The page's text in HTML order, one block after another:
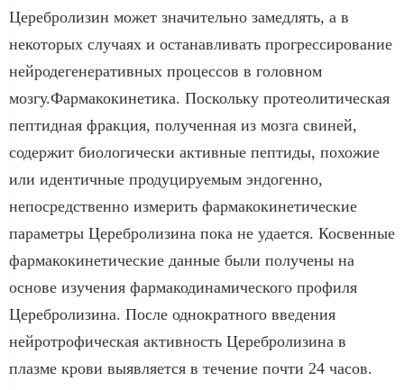
Церебролизин может значительно замедлять, а в
некоторых случаях и останавливать прогрессирование
нейродегенеративных процессов в головном
мозгу.Фармакокинетика. Поскольку протеолитическая
пептидная фракция, полученная из мозга свиней,
содержит биологически активные пептиды, похожие
или идентичные продуцируемым эндогенно,
непосредственно измерить фармакокинетические
параметры Церебролизина пока не удается. Косвенные
фармакокинетические данные были получены на
основе изучения фармакодинамического профиля
Церебролизина. После однократного введения
нейротрофическая активность Церебролизина в
плазме крови выявляется в течение почти 24 часов.